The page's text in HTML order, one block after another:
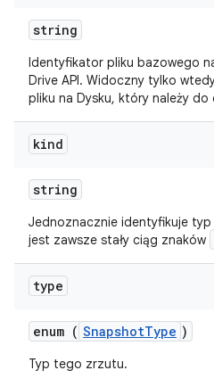
string
Identyfikator pliku bazowego
Drive API. Widoczny tylko
pliku na Dysku, który należy do
kind
string
Jednoznacznie identyfikuje
jest zawsze stały ciąg znaków
type
enum ( SnapshotType )
Typ tego zrzutu.